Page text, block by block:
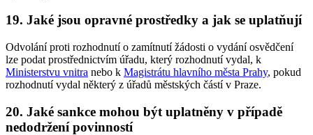
19. Jaké jsou opravné prostředky a jak se uplatňují
Odvolání proti rozhodnutí o zamítnutí žádosti o vydání osvědčení
lze podat prostřednictvím úřadu, který rozhodnutí vydal, k
Ministerstvu vnitra nebo k Magistrátu hlavního města Prahy, pokud
rozhodnutí vydal některý z úřadů městských částí v Praze.
20. Jaké sankce mohou být uplatněny v případě
nedodržení povinností